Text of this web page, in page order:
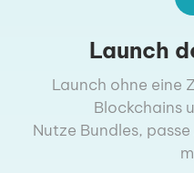
Launch
Launch ohne eine
Blockchains
Nutze Bundles,